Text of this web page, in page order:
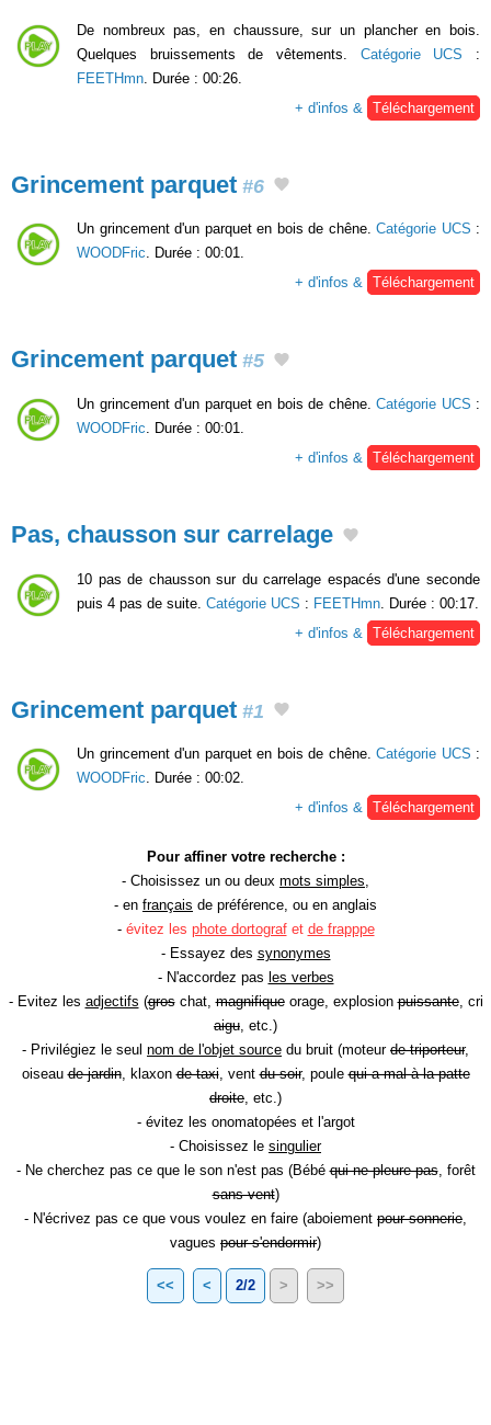
De nombreux pas, en chaussure, sur un plancher en bois.
Quelques bruissements de vêtements. Catégorie UCS :
FEETHmn . Durée : 00:26.
+ d'infos &
Téléchargement
Grincement parquet #6
Un grincement d'un parquet en bois de chêne. Catégorie UCS :
WOODFric. Durée : 00:01.
+ d'infos & Téléchargement
Grincement parquet #5
Un grincement d'un parquet en bois de chêne. Catégorie UCS :
WOODFric . Durée : 00:01.
+ d'infos &
Téléchargement
Pas, chausson sur carrelage
10 pas de chausson sur du carrelage espacés d'une seconde
puis 4 pas de suite. Catégorie UCS : FEETHmn . Durée : 00:17.
+ d'infos &
Téléchargement
Grincement parquet #1
Un grincement d'un parquet en bois de chêne. Catégorie UCS :
WOODFric. Durée : 00:02.
+ d'infos & Téléchargement
Pour affiner votre recherche :
- Choisissez un ou deux mots simples,
- en français de préférence, ou en anglais
- évitez les phote dortografet de frapppe
- Essayez des synonymes
- N'accordez pas les verbes
- Evitez les adjectifs (groschat,magnifiqueorage, explosionpuissante, cri
aigu, etc.)
- Privilégiez le seul nom de l'objet source du bruit (moteur de triporteur,
oiseaude jardin, klaxonde taxi, ventdu soir, poulequi a mal à la patte
droite, etc.)
- évitez les onomatopées et l'argot
- Choisissez le singulier
- Ne cherchez pas ce que le son n'est pas (Bébéqui ne pleure pas, forêt
sans vent)
- N'écrivez pas ce que vous voulez en faire (aboiement pour sonnerie,
vagues pour s'endormir)
<< < 2/2 > >>